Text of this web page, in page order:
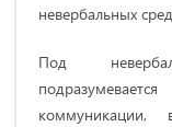
невербальных
Под
коммуникации,